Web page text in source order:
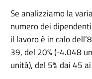
Se analizziamo la
numero dei
il lavoro è in calo
39, del 20% (-4.048
unità), del 5% dai 45